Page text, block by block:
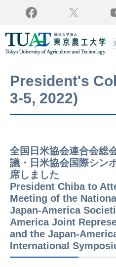
Facebook
President's
3-5, 2022)
全国日米協会連合会総
議・日米協会国際シン
席しました
President Chiba to
Meeting of the
Japan-America
America Joint
and the Japan-
International